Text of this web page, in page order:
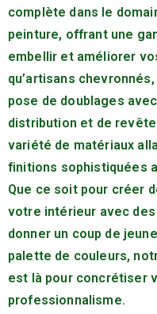
complète dans le
peinture, offrant une
embellir et améliorer
qu’artisans
pose de doublages
distribution et de
variété de matériaux
finitions sophistiquées
Que ce soit pour créer
votre intérieur avec
donner un coup de
palette de couleurs,
est là pour concrétiser
professionnalisme.